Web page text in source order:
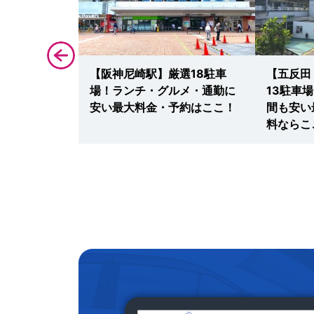
ーデン春
【阪神尼崎駅】厳選18駐車
場！ランチ・グルメ・通勤に
安い最大料金・予約はここ！
【五反
13駐車
間も安
料ならこ